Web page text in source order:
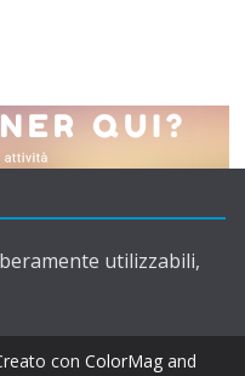
utilizzabili,
con ColorMag and